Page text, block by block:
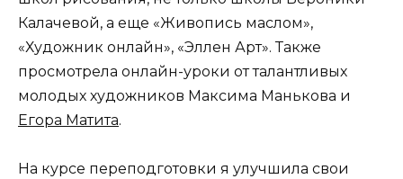
Калачевой, а еще «Живопись маслом»,
«Художник онлайн», «Эллен Арт». Также
просмотрела онлайн-уроки от талантливых
молодых художников Максима Манькова и
Егора Матита.
На курсе переподготовки я улучшила свои